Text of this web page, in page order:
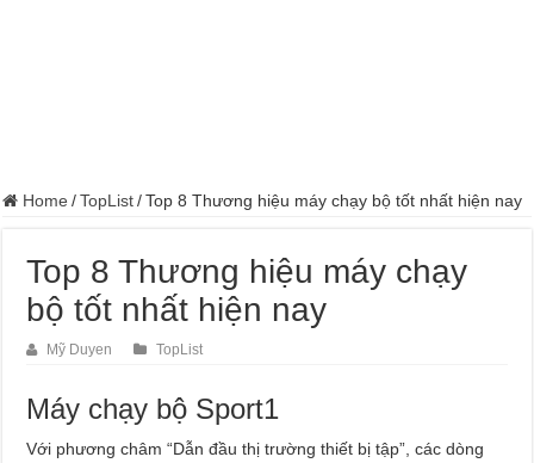
Home / TopList / Top 8 Thương hiệu máy chạy bộ tốt nhất hiện nay
Top 8 Thương hiệu máy chạy
bộ tốt nhất hiện nay
Mỹ Duyen TopList
Máy chạy bộ Sport1
Với phương châm “Dẫn đầu thị trường thiết bị tập”, các dòng